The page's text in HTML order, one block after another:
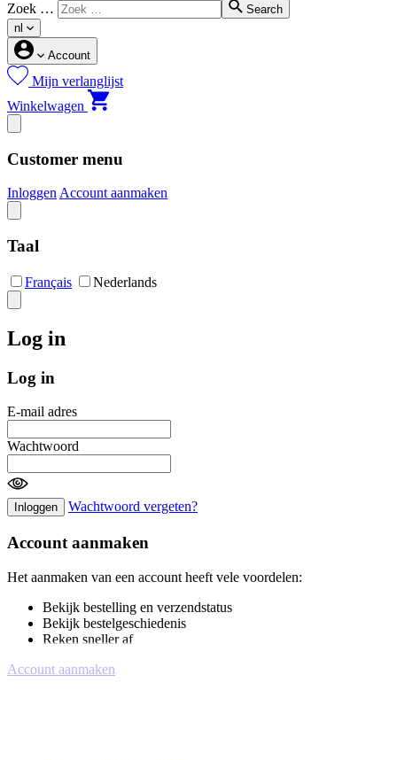
Zoek …
Search
nl
Account
Mijn verlanglijst
Winkelwagen
Customer menu
InloggenAccount aanmaken
Taal
Français Nederlands
Log in
Log in
E-mail adres
Wachtwoord
Inloggen Wachtwoord vergeten?
Account aanmaken
Het aanmaken van een account heeft vele voordelen:
Bekijk bestelling en verzendstatus
Bekijk bestelgeschiedenis
Reken sneller af
Account aanmaken